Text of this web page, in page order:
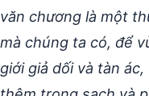
văn chương là một
mà chúng ta có, để
giới giả dối và tàn